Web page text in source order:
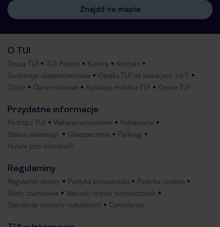
Znajdź na mapie
O TUI
Grupa TUI TUI Poland Kariera
Kontakt
Gwarancja ubezpieczeniowa
Opieka TUI na wakacjach 24/7
TUI.cz
Dane osobowe Aplikacja mobilna TUI Opinie TUI
Przydatne informacje
Podróż z TUI Wakacje samolotem
Reklamacje
Status reklamacji
Ubezpieczenia
Parkingi
Hotele przy lotniskach
Regulaminy
Regulamin strony Polityka prywatności
Polityka cookies
Bilety czarterowe
Warunki imprez turystycznych
Standardy ochrony małoletnich
Compliance